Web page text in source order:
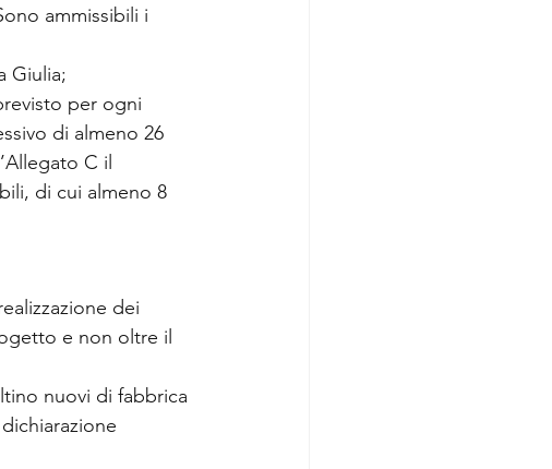
ammissibili i
Giulia;
per ogni
di almeno 26
C il
di cui almeno 8
dei
e non oltre il
nuovi di fabbrica